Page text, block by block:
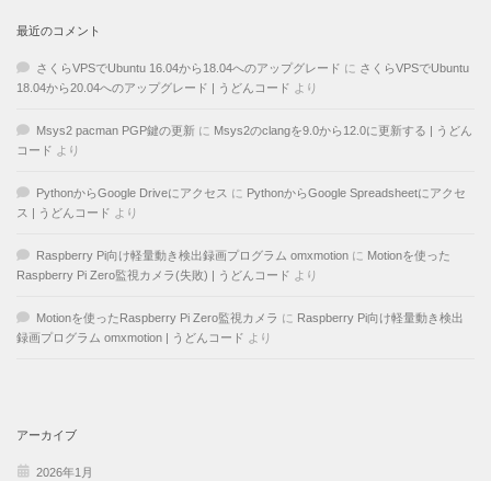
最近のコメント
さくらVPSでUbuntu 16.04から18.04へのアップグレード に さくらVPSでUbuntu
18.04から20.04へのアップグレード | うどんコード より
Msys2 pacman PGP鍵の更新 に Msys2のclangを9.0から12.0に更新する | うどん
コード より
PythonからGoogle Driveにアクセス に PythonからGoogle Spreadsheetにアクセ
ス | うどんコード より
Raspberry Pi向け軽量動き検出録画プログラム omxmotion に Motionを使った
Raspberry Pi Zero監視カメラ(失敗) | うどんコード より
Motionを使ったRaspberry Pi Zero監視カメラ に Raspberry Pi向け軽量動き検出
録画プログラム omxmotion | うどんコード より
アーカイブ
2026年1月